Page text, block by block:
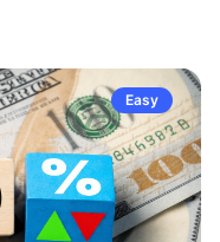
Easy